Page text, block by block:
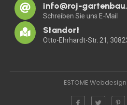
info@roj-
Schreiben Sie uns E-Mail
Standort
Otto-Ehrhardt-Str. 21,
ESTOME